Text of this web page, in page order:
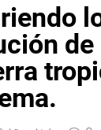
de